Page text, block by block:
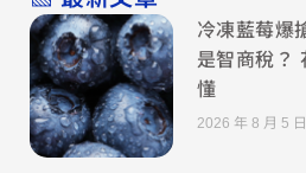
冷凍藍莓爆
是智商稅？
懂
2026 年 8 月 5 日